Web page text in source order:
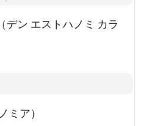
デン エストハノミ カラ
ミア）